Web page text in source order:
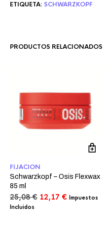
ETIQUETA: SCHWARZKOPF
PRODUCTOS RELACIONADOS
FIJACION
Schwarzkopf – Osis Flexwax
85 ml
25,08€ El
12,17 €ElImpuestos
Incluidos